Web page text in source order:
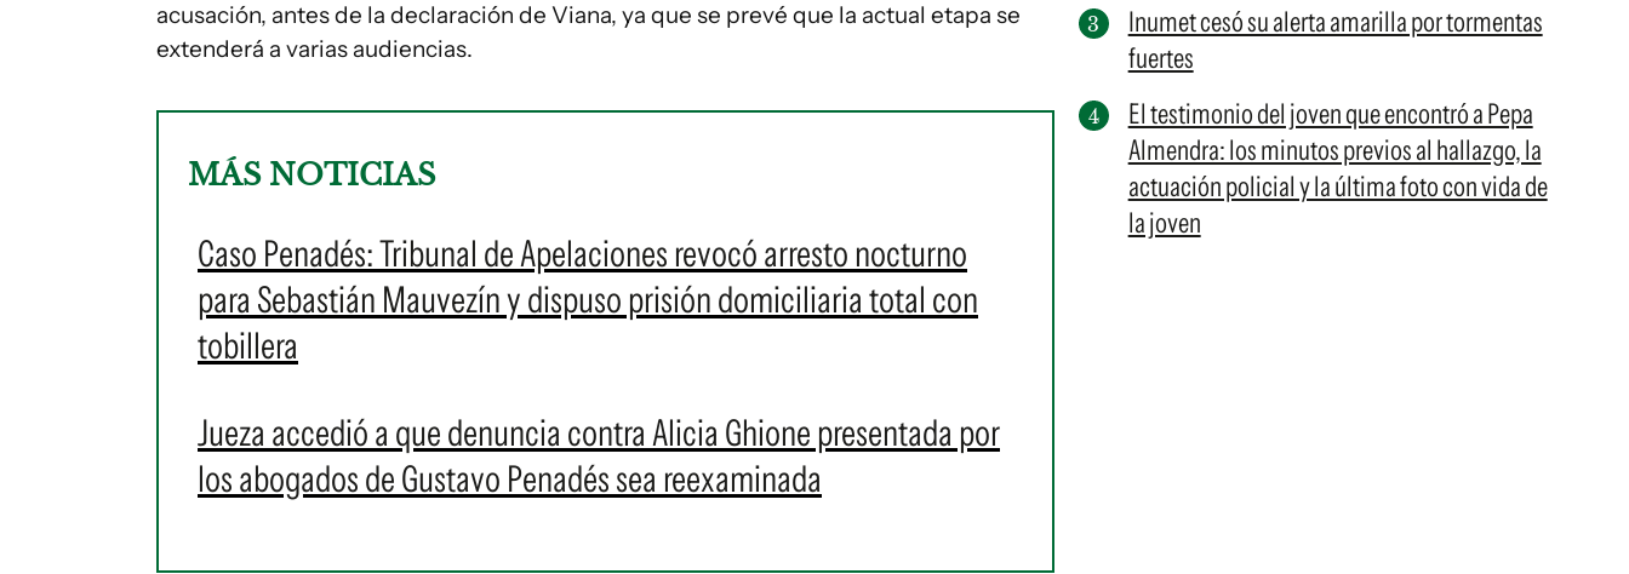
acusación, antes de la declaración de Viana, ya que se prevé que la actual etapa se
extenderá a varias audiencias.
MÁS NOTICIAS
Caso Penadés: Tribunal de Apelaciones revocó arresto nocturno
para Sebastián Mauvezín y dispuso prisión domiciliaria total con
tobillera
Jueza accedió a que denuncia contra Alicia Ghione presentada por
los abogados de Gustavo Penadés sea reexaminada
Inumet cesó su alerta amarilla por tormentas
fuertes
El testimonio del joven que encontró a Pepa
Almendra: los minutos previos al hallazgo, la
actuación policial y la última foto con vida de
la joven